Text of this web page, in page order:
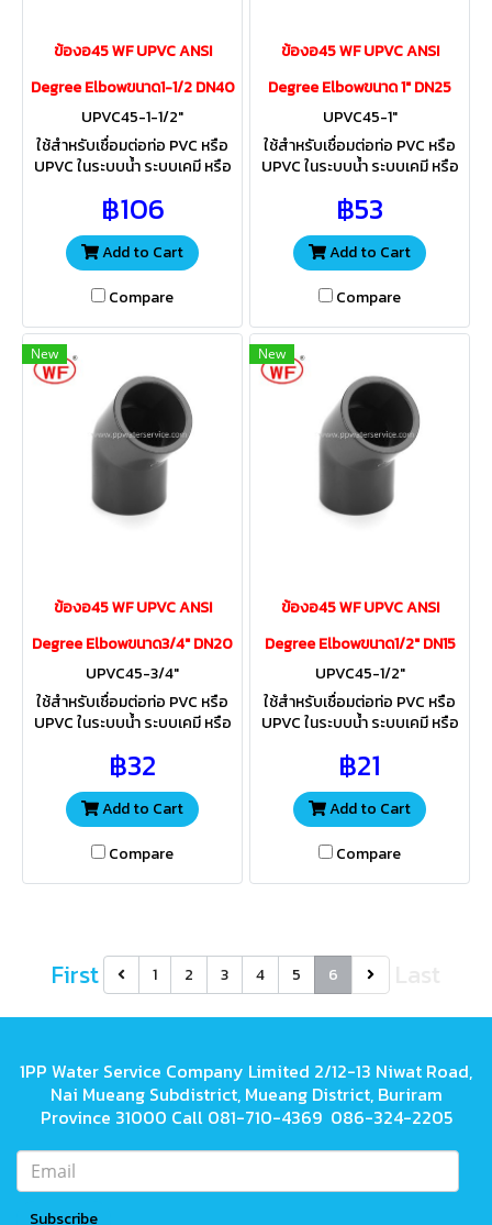
ข้องอ45 WF UPVC ANSI
Degree Elbowขนาด1-1/2 DN40
UPVC45-1-1/2"
ใช้สำหรับเชื่อมต่อท่อ PVC หรือ
UPVC ในระบบน้ำ ระบบเคมี หรือ
แข็งแรงมาก จึงมีอายุการใช้งาน
ยาวนาน
฿106
Add to Cart
Compare
ข้องอ45 WF UPVC ANSI
Degree Elbowขนาด 1" DN25
UPVC45-1"
ใช้สำหรับเชื่อมต่อท่อ PVC หรือ
UPVC ในระบบน้ำ ระบบเคมี หรือ
แข็งแรงมาก จึงมีอายุการใช้งาน
ยาวนาน
฿53
Add to Cart
Compare
New
ข้องอ45 WF UPVC ANSI
Degree Elbowขนาด3/4" DN20
UPVC45-3/4"
ใช้สำหรับเชื่อมต่อท่อ PVC หรือ
UPVC ในระบบน้ำ ระบบเคมี หรือ
แข็งแรงมาก จึงมีอายุการใช้งาน
ยาวนาน
฿32
Add to Cart
Compare
New
ข้องอ45 WF UPVC ANSI
Degree Elbowขนาด1/2" DN15
UPVC45-1/2"
ใช้สำหรับเชื่อมต่อท่อ PVC หรือ
UPVC ในระบบน้ำ ระบบเคมี หรือ
แข็งแรงมาก จึงมีอายุการใช้งาน
ยาวนาน
฿21
Add to Cart
Compare
First 1 2 3 4 5 6
1PP Water Service Company Limited 2/12-13 Niwat Road,
Nai Mueang Subdistrict, Mueang District, Buriram
Province 31000 Call 081-710-4369 086-324-2205
Subscribe